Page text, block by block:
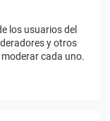
los usuarios del
y otros
cada uno.